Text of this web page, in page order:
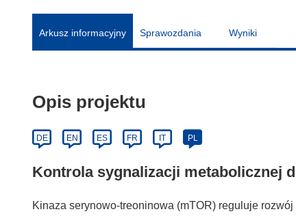
Arkusz informacyjny Sprawozdania Wyniki
Opis projektu
DE EN ES FR IT PL
Kontrola sygnalizacji metabolicznej
Kinaza serynowo-treoninowa (mTOR) reguluje